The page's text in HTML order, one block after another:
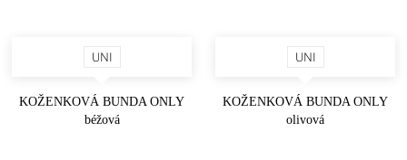
KOŽENKOVÁ BUNDA ONLY
béžová
UNI
KOŽENKOVÁ BUNDA ONLY
olivová
UNI